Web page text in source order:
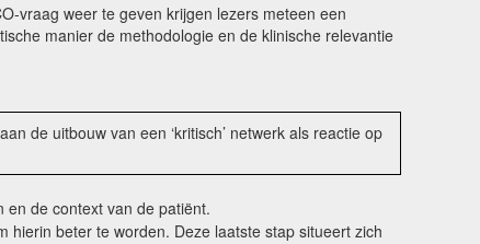
vraag weer te geven krijgen lezers meteen een
manier de methodologie en de klinische relevantie
de uitbouw van een ‘kritisch’ netwerk als reactie op
de context van de patiënt.
beter te worden. Deze laatste stap situeert zich